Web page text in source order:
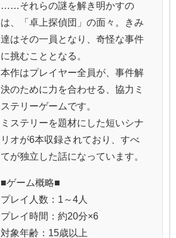
……それらの謎を解き明かすの
は、「卓上探偵団」の面々。きみ
達はその一員となり、奇怪な事件
に挑むこととなる。
本作はプレイヤー全員が、事件解
決のために力を合わせる、協力ミ
ステリーゲームです。
ミステリーを題材にした短いシナ
リオが6本収録されており、すべ
てが独立した話になっています。
■ゲーム概略■
プレイ人数：1～4人
プレイ時間：約20分×6
対象年齢：15歳以上